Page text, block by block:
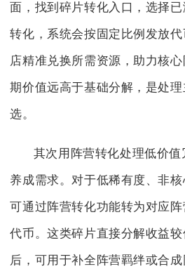
面，找到碎片转化入口，选择
转化，系统会按固定比例发放
店精准兑换所需资源，助力核
期价值远高于基础分解，是处
选。
其次用阵营转化处理低价
养成需求。对于低稀有度、非核
可通过阵营转化功能转为对应
代币。这类碎片直接分解收益
后，可用于补全阵营羁绊或合